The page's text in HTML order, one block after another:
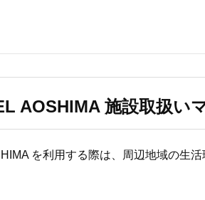
AOSHIMA 施設取扱い
を利用する際は、周辺地域の生